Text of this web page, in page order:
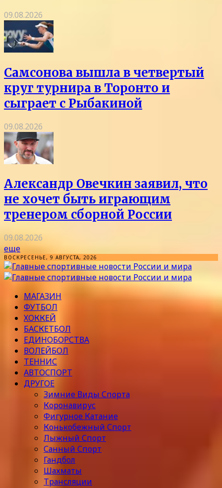
09.08.2026
Самсонова вышла в четвертый
круг турнира в Торонто и
сыграет с Рыбакиной
09.08.2026
Александр Овечкин заявил, что
не хочет быть играющим
тренером сборной России
09.08.2026
еще
ВОСКРЕСЕНЬЕ, 9 АВГУСТА, 2026
МАГАЗИН
ФУТБОЛ
ХОККЕЙ
БАСКЕТБОЛ
ЕДИНОБОРСТВА
ВОЛЕЙБОЛ
ТЕННИС
АВТОСПОРТ
ДРУГОЕ
Зимние Виды Спорта
Коронавирус
Фигурное Катание
Конькобежный Спорт
Лыжный Спорт
Санный Спорт
Гандбол
Шахматы
Трансляции